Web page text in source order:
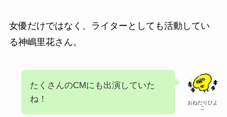
女優だけではなく、ライターとしても活動してい
る神嶋里花さん。
おねだりひよ
こ
たくさんのCMにも出演していた
ね！